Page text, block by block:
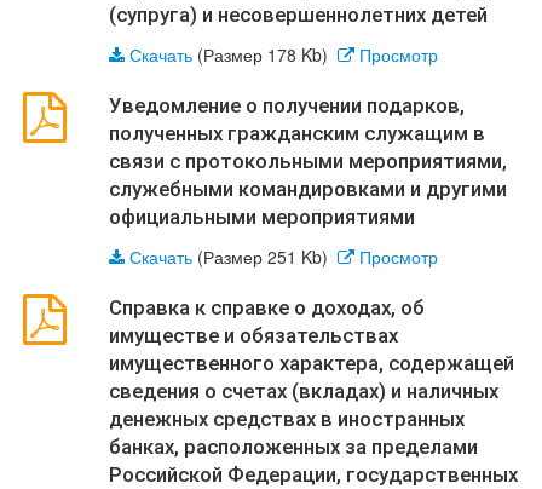
(супруга) и несовершеннолетних детей
Скачать(Размер 178 Kb) Просмотр
Уведомление о получении подарков,
полученных гражданским служащим в
связи с протокольными мероприятиями,
служебными командировками и другими
официальными мероприятиями
Скачать(Размер 251 Kb) Просмотр
Справка к справке о доходах, об
имуществе и обязательствах
имущественного характера, содержащей
сведения о счетах (вкладах) и наличных
денежных средствах в иностранных
банках, расположенных за пределами
Российской Федерации, государственных